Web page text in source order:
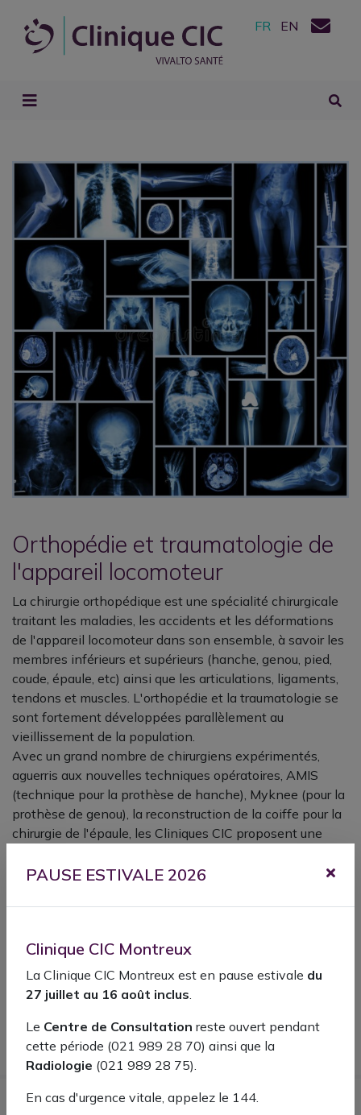
FR EN
Orthopédie et traumatologie de
l'appareil locomoteur
La chirurgie orthopédique est une spécialité chirurgicale
traitant les maladies, les accidents et les déformations
de l'appareil locomoteur dans son ensemble, à savoir les
membres inférieurs et supérieurs (hanche, genou, pied,
coude, épaule, etc) ainsi que les articulations, ligaments,
tendons et muscles. L'orthopédie et la traumatologie se
sont fortement développées parallèlement au
vieillissement de la population.
Avec un grand nombre de chirurgiens expérimentés,
aguerris aux nouvelles techniques opératoires, AMIS
(technique pour la prothèse de hanche), Myknee (pour la
prothèse de genou), la reconstruction de la coiffe pour la
chirurgie de l'épaule, les Cliniques CIC proposent une
tous spécialisés dans leur domaine, couvrant toutes les
Avec notre partenaire de physiothérapie Physio Clinics,
et continue pour le suivi pré/post opératoire
Pour en savoir plus sur nos médecins
PAUSE ESTIVALE 2026
Clinique CIC Montreux
La Clinique CIC Montreux est en pause estivale du
27 juillet au 16 août inclus
Le Centre de Consultation reste ouvert pendant
cette période (021 989 28 70) ainsi que la
Radiologie (021 989 28 75).
En cas d'urgence vitale, appelez le 144.